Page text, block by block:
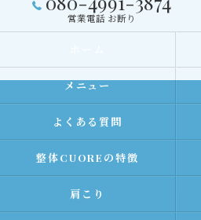
営業電話 お断り
メニュー
よくある質問
整体CUOREの特徴
肩こり